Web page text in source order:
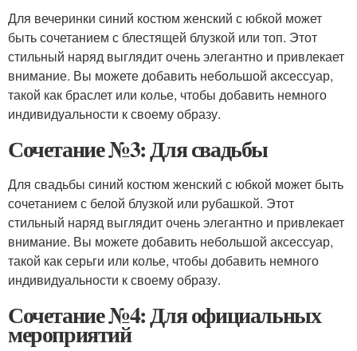
Для вечеринки синий костюм женский с юбкой может
быть сочетанием с блестящей блузкой или топ. Этот
стильный наряд выглядит очень элегантно и привлекает
внимание. Вы можете добавить небольшой аксессуар,
такой как браслет или колье, чтобы добавить немного
индивидуальности к своему образу.
Сочетание №3: Для свадьбы
Для свадьбы синий костюм женский с юбкой может быть
сочетанием с белой блузкой или рубашкой. Этот
стильный наряд выглядит очень элегантно и привлекает
внимание. Вы можете добавить небольшой аксессуар,
такой как серьги или колье, чтобы добавить немного
индивидуальности к своему образу.
Сочетание №4: Для официальных
мероприятий